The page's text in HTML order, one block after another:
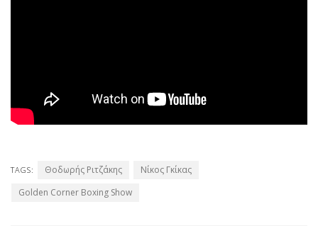
TAGS: Θοδωρής Ριτζάκης
Νίκος Γκίκας
Golden Corner Boxing Show